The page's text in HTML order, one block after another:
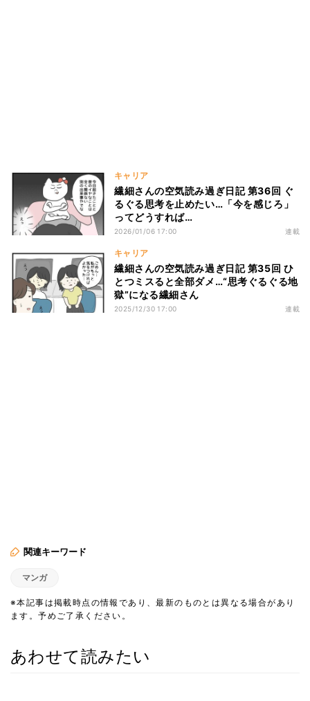
キャリア
繊細さんの空気読み過ぎ日記 第36回 ぐ
るぐる思考を止めたい…「今を感じろ」
ってどうすれば…
2026/01/06 17:00 連載
キャリア
繊細さんの空気読み過ぎ日記 第35回 ひ
とつミスると全部ダメ…“思考ぐるぐる地
獄”になる繊細さん
2025/12/30 17:00 連載
関連キーワード
マンガ
※本記事は掲載時点の情報であり、最新のものとは異なる場合があり
ます。予めご了承ください。
あわせて読みたい